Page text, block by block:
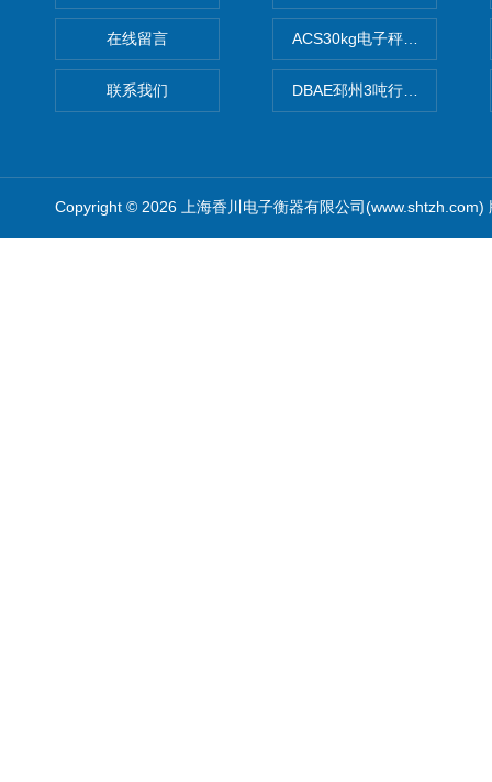
在线留言
联系我们
ACS30kg电子秤价格,30公
DBAE邳州3吨行车电子吊秤
Copyright © 2026 上海香川电子衡器有限公司(www.shtzh.com)